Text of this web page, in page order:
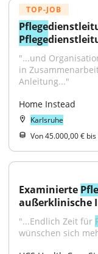
TOP-JOB
Pflege
Pflege
"...und
in
Anleitung..."
Home Instead
Karlsruhe
Von 45.000,00 €
Examinierte
außerklinische
"...Endlich Zeit für
wünschen sich